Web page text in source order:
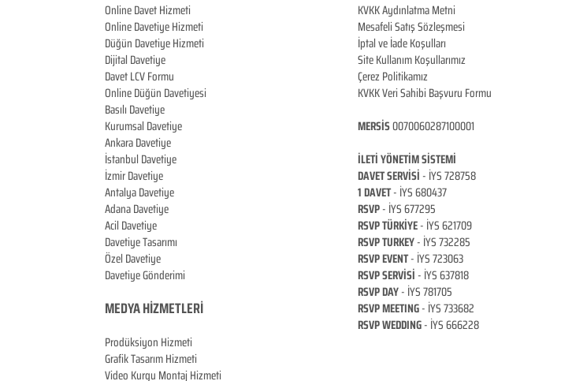
Online Davet Hizmeti
Online Davetiye Hizmeti
Düğün Davetiye Hizmeti
Dijital Davetiye
Davet LCV Formu
Online Düğün Davetiyesi
Basılı Davetiye
Kurumsal Davetiye
Ankara Davetiye
İstanbul Davetiye
İzmir Davetiye
Antalya Davetiye
Adana Davetiye
Acil Davetiye
Davetiye Tasarımı
Özel Davetiye
Davetiye Gönderimi
MEDYA HİZMETLERİ
Prodüksiyon Hizmeti
Grafik Tasarım Hizmeti
Video Kurgu Montaj Hizmeti
KVKK Aydınlatma Metni
Mesafeli Satış Sözleşmesi
İptal ve İade Koşulları
Site Kullanım Koşullarımız
Çerez Politikamız
KVKK Veri Sahibi Başvuru Formu
MERSİS0070060287100001
İLETİ YÖNETİM SİSTEMİ
DAVET SERVİSİ- İYS 728758
1 DAVET- İYS 680437
RSVP- İYS 677295
RSVP TÜRKİYE- İYS 621709
RSVP TURKEY- İYS 732285
RSVP EVENT- İYS 723063
RSVP SERVİSİ- İYS 637818
RSVP DAY- İYS 781705
RSVP MEETING- İYS 733682
RSVP WEDDING- İYS 666228